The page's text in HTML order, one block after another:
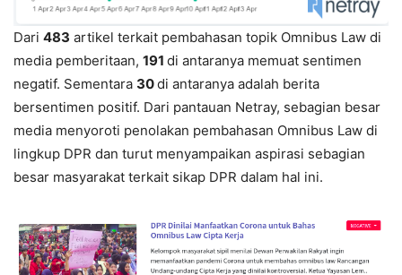
Dari 483 artikel terkait pembahasan topik Omnibus Law di
media pemberitaan, 191 di antaranya memuat sentimen
negatif. Sementara 30di antaranya adalah berita
bersentimen positif. Dari pantauan Netray, sebagian besar
media menyoroti penolakan pembahasan Omnibus Law di
lingkup DPR dan turut menyampaikan aspirasi sebagian
besar masyarakat terkait sikap DPR dalam hal ini.